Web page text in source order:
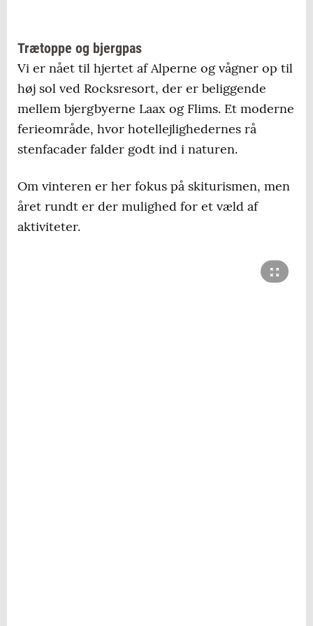
Trætoppe og bjergpas
Vi er nået til hjertet af Alperne og vågner op til
høj sol ved Rocksresort, der er beliggende
mellem bjergbyerne Laax og Flims. Et moderne
ferieområde, hvor hotellejlighedernes rå
stenfacader falder godt ind i naturen.
Om vinteren er her fokus på skiturismen, men
året rundt er der mulighed for et væld af
aktiviteter.